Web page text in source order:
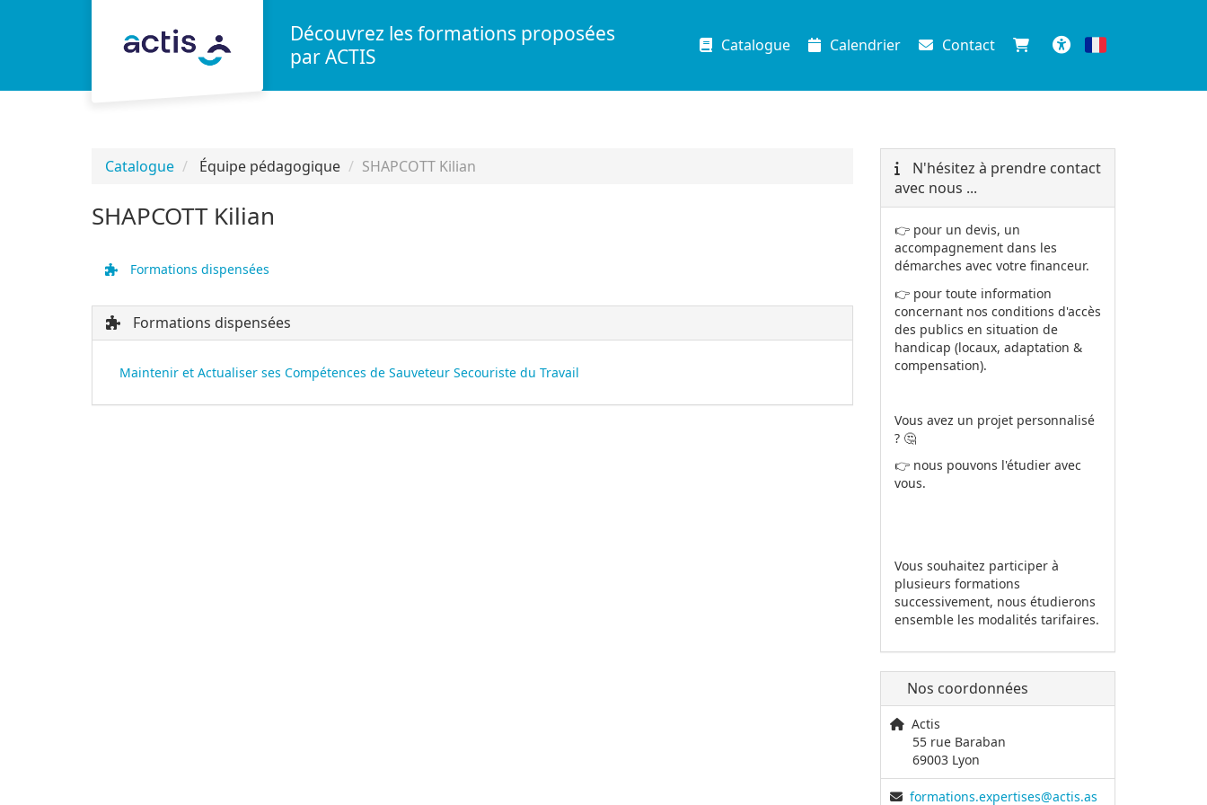
Découvrez les formations proposées
par ACTIS
Catalogue Calendrier
Contact
Français
Catalogue Équipe pédagogique SHAPCOTT Kilian
SHAPCOTT Kilian
Formations dispensées
Formations dispensées
Maintenir et Actualiser ses Compétences de Sauveteur Secouriste du Travail
N'hésitez à prendre contact
avec nous ...
👉 pour un devis, un
accompagnement dans les
démarches avec votre financeur.
👉 pour toute information
concernant nos conditions d'accès
des publics en situation de
handicap (locaux, adaptation &
compensation).
Vous avez un projet personnalisé
? 🤔
👉 nous pouvons l'étudier avec
vous.
Vous souhaitez participer à
plusieurs formations
successivement, nous étudierons
ensemble les modalités tarifaires.
Nos coordonnées
Actis
55 rue Baraban
69003 Lyon
formations.expertises@actis.as